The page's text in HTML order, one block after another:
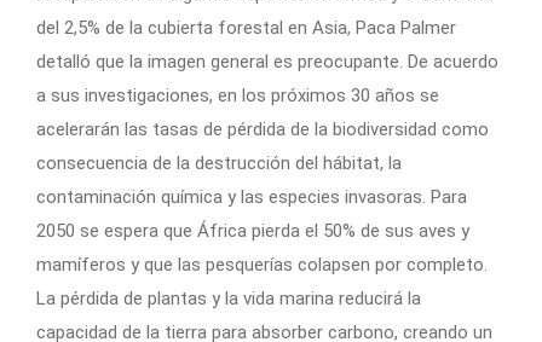
del 2,5% de la cubierta forestal en Asia, Paca Palmer
detalló que la imagen general es preocupante. De acuerdo
a sus investigaciones, en los próximos 30 años se
acelerarán las tasas de pérdida de la biodiversidad como
consecuencia de la destrucción del hábitat, la
contaminación química y las especies invasoras. Para
2050 se espera que África pierda el 50% de sus aves y
mamíferos y que las pesquerías colapsen por completo.
La pérdida de plantas y la vida marina reducirá la
capacidad de la tierra para absorber carbono, creando un